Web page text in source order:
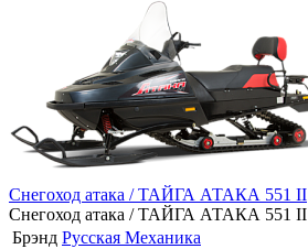
Снегоход атака / ТАЙГА АТАКА 551 II
Снегоход атака / ТАЙГА АТАКА 551 II
Брэнд Русская Механика